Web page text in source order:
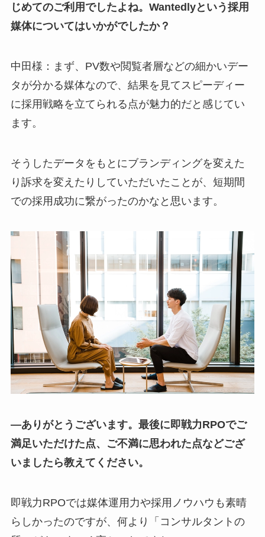
じめてのご利用でしたよね。Wantedlyという採用
媒体についてはいかがでしたか？
中田様：まず、PV数や閲覧者層などの細かいデー
タが分かる媒体なので、結果を見てスピーディー
に採用戦略を立てられる点が魅力的だと感じてい
ます。
そうしたデータをもとにブランディングを変えた
り訴求を変えたりしていただいたことが、短期間
での採用成功に繋がったのかなと思います。
―ありがとうございます。最後に即戦力RPOでご
満足いただけた点、ご不満に思われた点などござ
いましたら教えてください。
即戦力RPOでは媒体運用力や採用ノウハウも素晴
らしかったのですが、何より「コンサルタントの